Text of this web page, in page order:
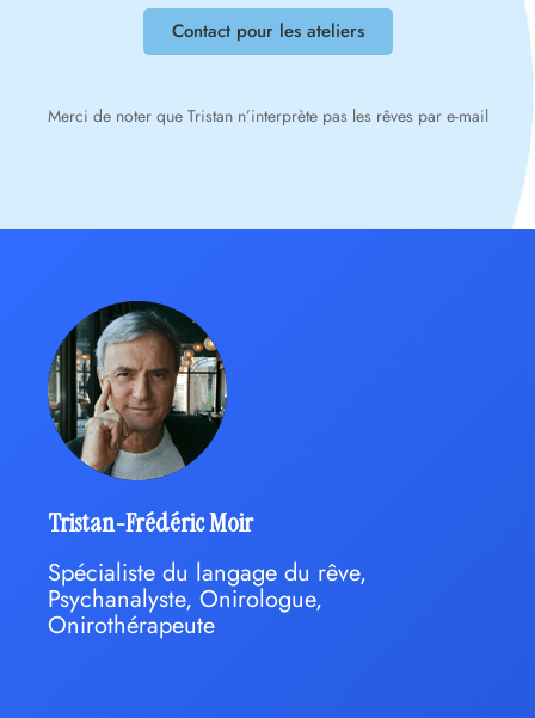
Contact pour les ateliers
Merci de noter que Tristan n’interprète pas les rêves par e-mail
Tristan-Frédéric Moir
Spécialiste du langage du rêve,
Psychanalyste, Onirologue,
Onirothérapeute